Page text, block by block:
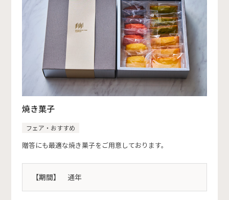
焼き菓子
フェア・おすすめ
贈答にも最適な焼き菓子をご用意しております。
【期間】 通年